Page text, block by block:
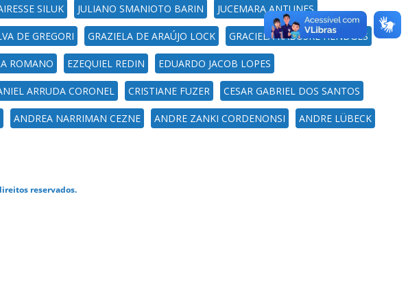
SILUK JULIANO SMANIOTO BARIN JUCEMARA ANTUNES
DE GREGORI GRAZIELA DE ARAÚJO LOCK GRACIELA RABUSKE HENDGES
ROMANO EZEQUIEL REDIN EDUARDO JACOB LOPES
ARRUDA CORONEL CRISTIANE FUZER CESAR GABRIEL DOS SANTOS
ANDREA NARRIMAN CEZNE ANDRE ZANKI CORDENONSI ANDRE LÜBECK
reservados.